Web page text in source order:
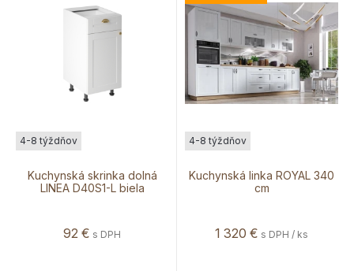
Kuchynská skrinka dolná
LINEA D40S1-L biela
4-8 týždňov
92 € s DPH
Kuchynská linka ROYAL 340
cm
4-8 týždňov
1 320 € s DPH / ks